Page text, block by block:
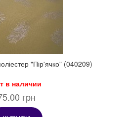
"Пір'ячко" (040209)
в наличии
грн